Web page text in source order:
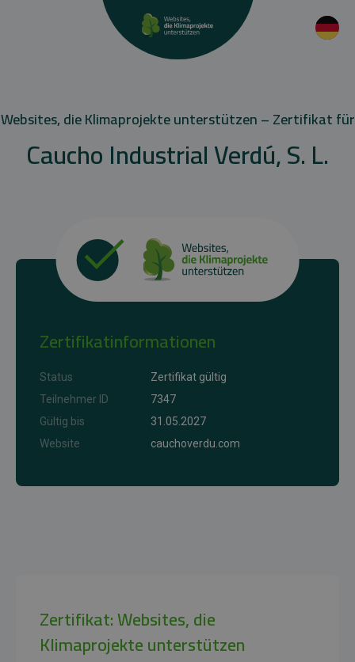
Websites, die Klimaprojekte unterstützen – Zertifikat für
Caucho Industrial Verdú, S. L.
Zertifikatinformationen
Status
Zertifikat gültig
Teilnehmer ID
7347
Gültig bis
31.05.2027
Website
cauchoverdu.com
Zertifikat: Websites, die
Klimaprojekte unterstützen